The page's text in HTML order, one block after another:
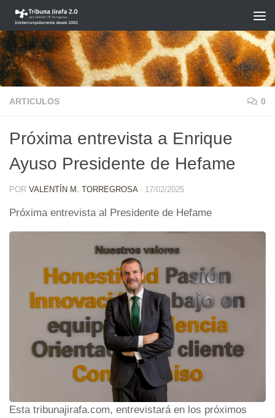
Saltar al contenido
ARTICULOS 0
Próxima entrevista a Enrique
Ayuso Presidente de Hefame
POR VALENTÍN M. TORREGROSA · 17/02/2025
Próxima entrevista al Presidente de Hefame
Esta tribunajirafa.com, entrevistará en los próximos